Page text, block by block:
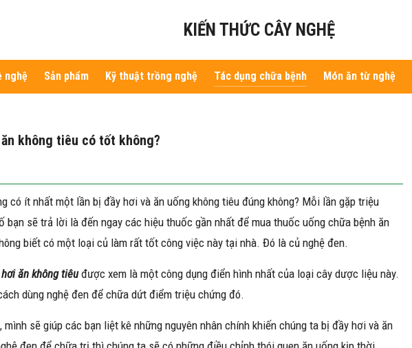
KIẾN THỨC CÂY NGHỆ
nghệ Sản phẩm Kỹ thuật trồng nghệ Tác dụng chữa bệnh Món ăn từ nghệ
không tiêu có tốt không?
có ít nhất một lần bị đầy hơi và ăn uống không tiêu đúng không? Mỗi lần gặp triệu
bạn sẽ trả lời là đến ngay các hiệu thuốc gần nhất để mua thuốc uống chữa bệnh ăn
biết có một loại củ làm rất tốt công việc này tại nhà. Đó là củ nghệ đen.
ăn không tiêuđược xem là một công dụng điển hình nhất của loại cây dược liệu này.
dùng nghệ đen để chữa dứt điểm triệu chứng đó.
sẽ giúp các bạn liệt kê những nguyên nhân chính khiến chúng ta bị đầy hơi và ăn